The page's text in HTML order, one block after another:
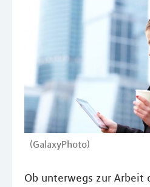
(GalaxyPhoto)
Ob unterwegs zur Arbeit